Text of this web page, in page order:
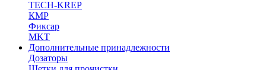
TECH-KREP
КМР
Фиксар
MKT
Дополнительные принадлежности
Дозаторы